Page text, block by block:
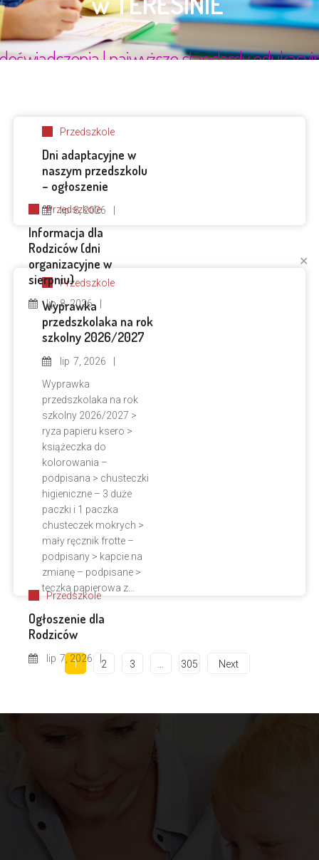
✕
Przedszkole
Dni adaptacyjne w
naszym przedszkolu
– ogłoszenie
lip 8, 2026
Przedszkole
Informacja dla
Rodziców (dni
organizacyjne w
sierpniu)
lip 8, 2026
Przedszkole
Wyprawka
przedszkolaka na rok
szkolny 2026/2027
lip 7, 2026
Wyprawka
przedszkolaka na rok
szkolny 2026/2027 >
ryza papieru ksero >
książeczka do
kolorowania –
podpisana > chusteczki
higieniczne – 3 duże
paczki i 1 paczka
chusteczek mokrych >
mały ręcznik frotte –
podpisany > kapcie na
zmianę – podpisane >
teczka papierowa z...
Przedszkole
Ogłoszenie dla
Rodziców
lip 7, 2026
1 2 3 305 Next